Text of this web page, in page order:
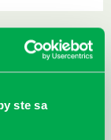
ste sa